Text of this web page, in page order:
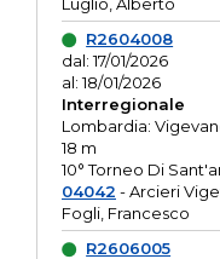
R2604008
dal: 17/01/2026
al: 18/01/2026
Interregionale
Lombardia:
18 m
10° Torneo Di
04042 - Arcieri
Fogli, Francesco
R2606005